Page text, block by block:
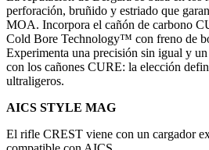
perforación, bruñido y estriado que
MOA. Incorpora el cañón de carbono
Cold Bore Technology™ con freno de
Experimenta una precisión sin igual y
con los cañones CURE: la elección
ultraligeros.
AICS STYLE MAG
El rifle CREST viene con un cargador